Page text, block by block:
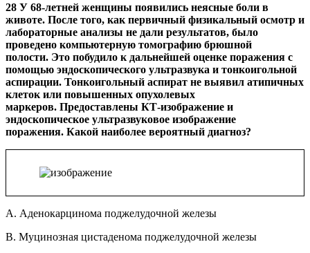
28 У 68-летней женщины появились неясные боли в
животе. После того, как первичный физикальный осмотр и
лабораторные анализы не дали результатов, было
проведено компьютерную томографию брюшной
полости. Это побудило к дальнейшей оценке поражения с
помощью эндоскопического ультразвука и тонкоигольной
аспирации. Тонкоигольный аспират не выявил атипичных
клеток или повышенных опухолевых
маркеров. Предоставлены КТ-изображение и
эндоскопическое ультразвуковое изображение
поражения. Какой наиболее вероятный диагноз?
A. Аденокарцинома поджелудочной железы
B. Муцинозная цистаденома поджелудочной железы